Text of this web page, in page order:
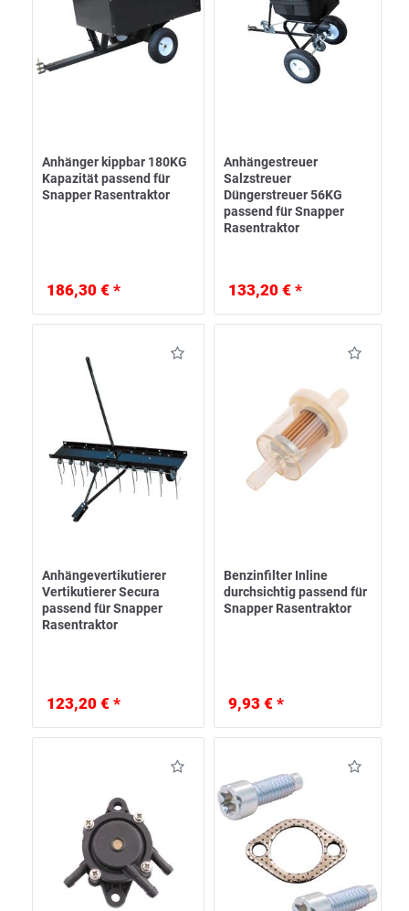
Anhänger kippbar 180KG
Kapazität passend für
Snapper Rasentraktor
186,30 € *
Anhängestreuer
Salzstreuer
Düngerstreuer 56KG
passend für Snapper
Rasentraktor
133,20 € *
Anhängevertikutierer
Vertikutierer Secura
passend für Snapper
Rasentraktor
123,20 € *
Benzinfilter Inline
durchsichtig passend für
Snapper Rasentraktor
9,93 € *